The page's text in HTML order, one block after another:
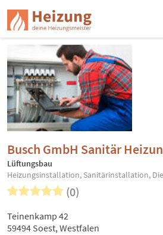
Busch GmbH Sanitär
Lüftungsbau
Heizungsinstallation, Sanitärinstallation,
(0)
Teinenkamp 42
59494 Soest, Westfalen